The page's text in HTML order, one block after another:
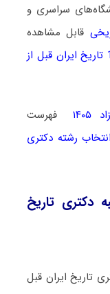
سراسری و
قابل مشاهده
ظرفیت پذیرش دکتری 1405 تاریخ ایران قبل از
فهرست
رشته دکتری
دکتری تاریخ
تاریخ ایران قبل